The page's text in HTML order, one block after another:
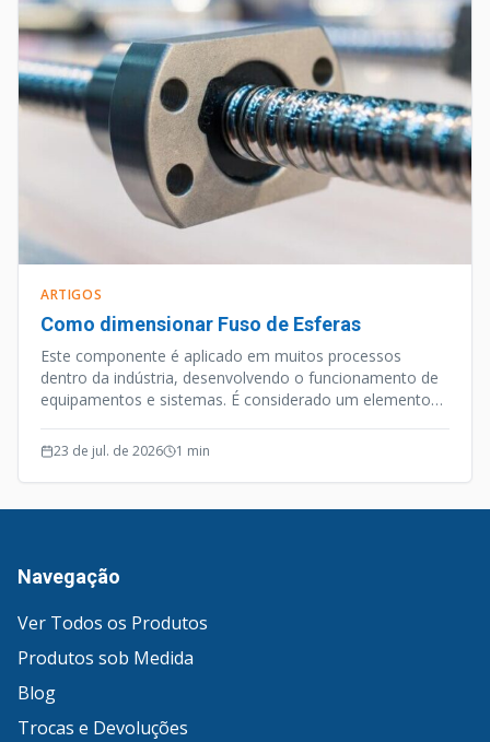
ARTIGOS
Como dimensionar Fuso de Esferas
Este componente é aplicado em muitos processos
dentro da indústria, desenvolvendo o funcionamento de
equipamentos e sistemas. É considerado um elemento
opera de forma silenciosa e efetiva.
23 de jul. de 2026 1 min
Navegação
Ver Todos os Produtos
Produtos sob Medida
Blog
Trocas e Devoluções